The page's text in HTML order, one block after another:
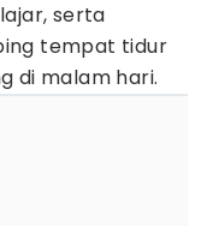
serta
tempat tidur
di malam hari.